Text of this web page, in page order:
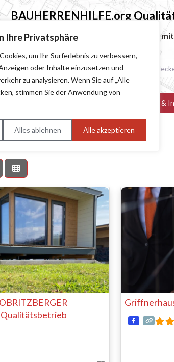
Ihre Privatsphäre
um Ihr Surferlebnis zu verbessern,
oder Inhalte einzusetzen und
zu analysieren. Wenn Sie auf „Alle
stimmen Sie der Anwendung von
Alles ablehnen Alle akzeptieren
BAUHERRENHILFE.org
Sie finden hier nur Qualitätsbetriebe, die
Suchen nach (z.B. Baumeister oder Dachdecker)
Hersteller &
Qualitätsbetrieb